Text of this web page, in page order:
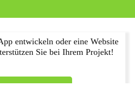
entwickeln oder eine Website
Sie bei Ihrem Projekt!